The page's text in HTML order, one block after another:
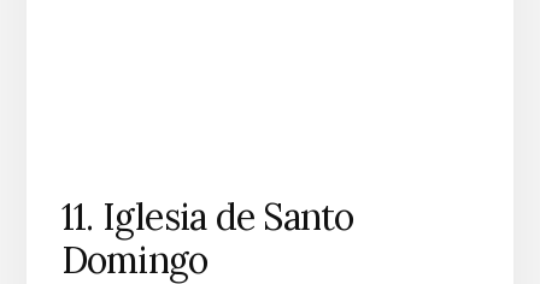
11. Iglesia de Santo
Domingo